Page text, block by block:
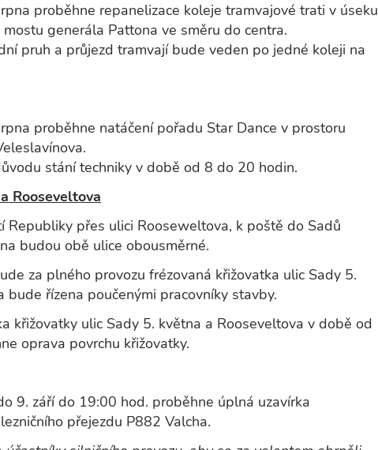
proběhne repanelizace koleje tramvajové trati v úseku
generála Pattona ve směru do centra.
pruh a průjezd tramvají bude veden po jedné koleji na
proběhne natáčení pořadu Star Dance v prostoru
stání techniky v době od 8 do 20 hodin.
Rooseveltova
Republiky přes ulici Rooseweltova, k poště do Sadů
budou obě ulice obousměrné.
za plného provozu frézovaná křižovatka ulic Sady 5.
bude řízena poučenými pracovníky stavby.
křižovatky ulic Sady 5. května a Rooseveltova v době od
oprava povrchu křižovatky.
9. září do 19:00 hod. proběhne úplná uzavírka
přejezdu P882 Valcha.